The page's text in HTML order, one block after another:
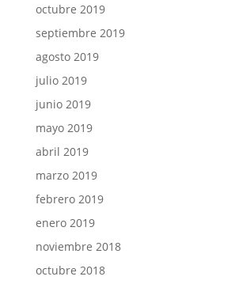
octubre 2019
septiembre 2019
agosto 2019
julio 2019
junio 2019
mayo 2019
abril 2019
marzo 2019
febrero 2019
enero 2019
noviembre 2018
octubre 2018